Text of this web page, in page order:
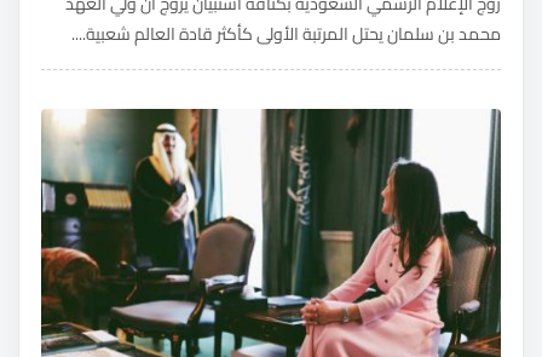
محمد بن سلمان يحتل المرتبة الأولى كأكثر قادة العالم شعبية....